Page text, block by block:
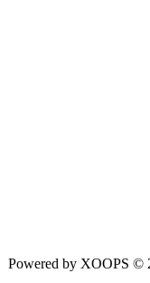
Powered by XOOPS ©